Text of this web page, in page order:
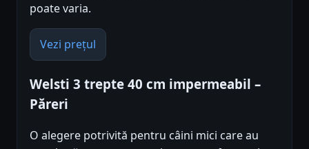
poate varia.
Vezi prețul
Welsti 3 trepte 40 cm impermeabil –
Păreri
O alegere potrivită pentru câini mici care au